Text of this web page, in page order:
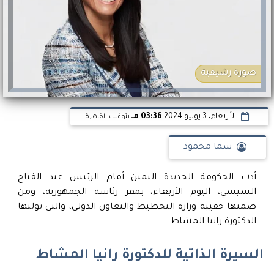
صورة رشيفية
الأربعاء، 3 يوليو 2024 03:36 مـ بتوقيت القاهرة
سما محمود
أدت الحكومة الجديدة اليمين أمام الرئيس عبد الفتاح
السيسي، اليوم الأربعاء، بمقر رئاسة الجمهورية، ومن
ضمنها حقيبة وزارة التخطيط والتعاون الدولي، والتي تولتها
الدكتورة رانيا المشاط.
السيرة الذاتية للدكتورة رانيا المشاط